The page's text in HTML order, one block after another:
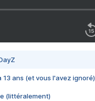
13 ans (et vous l'avez ignoré)
(littéralement)